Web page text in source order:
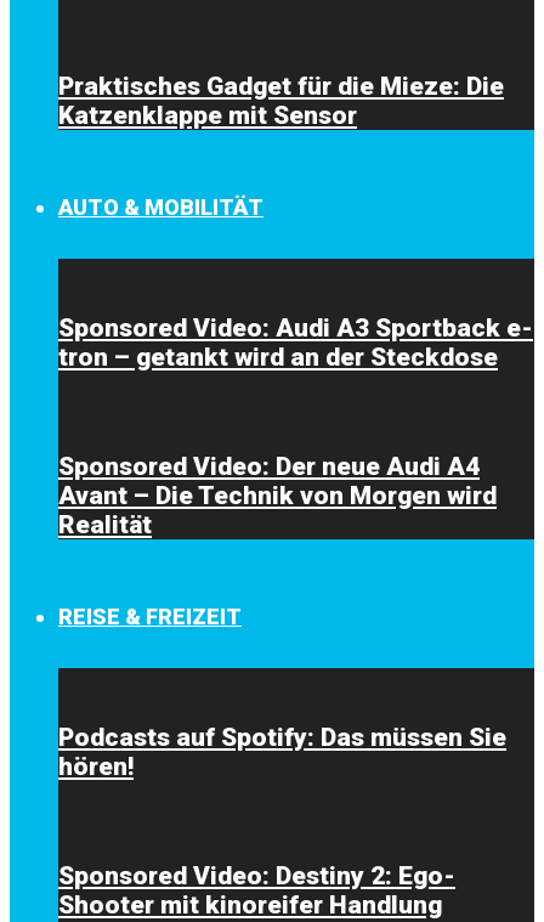
Praktisches Gadget für die Mieze: Die
Katzenklappe mit Sensor
AUTO & MOBILITÄT
Sponsored Video: Audi A3 Sportback e-
tron – getankt wird an der Steckdose
Sponsored Video: Der neue Audi A4
Avant – Die Technik von Morgen wird
Realität
REISE & FREIZEIT
Podcasts auf Spotify: Das müssen Sie
hören!
Sponsored Video: Destiny 2: Ego-
Shooter mit kinoreifer Handlung